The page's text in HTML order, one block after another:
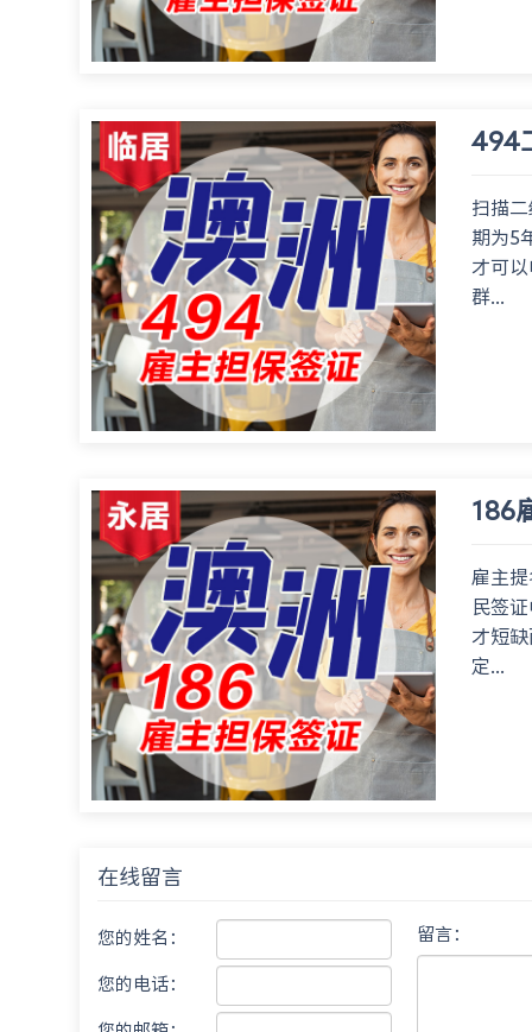
494
扫描
期为5
才可
群...
186
雇主
民签
才短
定...
在线留言
您的姓名：
您的电话：
留言：